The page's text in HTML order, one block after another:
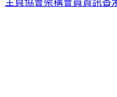
主頁協會架構會員資訊香